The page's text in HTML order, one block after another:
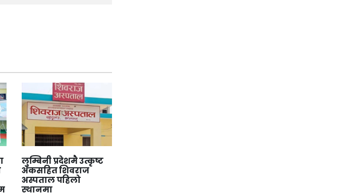
लुम्बिनी प्रदेशमै उत्कृष्ट
अंकसहित शिवराज
अस्पताल पहिलो
स्थानमा